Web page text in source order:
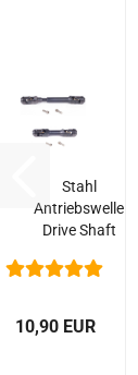
Stahl
Antriebswelle
Drive Shaft
Crawler...
10,90 EUR